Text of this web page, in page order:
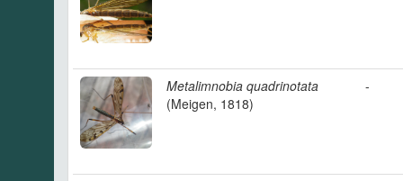
Metalimnobia quadrinotata
(Meigen, 1818)
-